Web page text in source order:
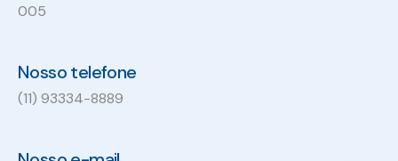
005
Nosso telefone
(11) 93334-8889